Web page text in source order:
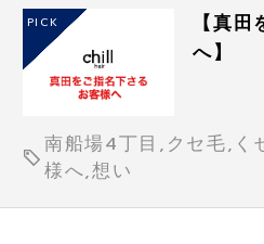
PICK
【真
へ】
南船場4丁目,クセ毛,く
様へ,想い